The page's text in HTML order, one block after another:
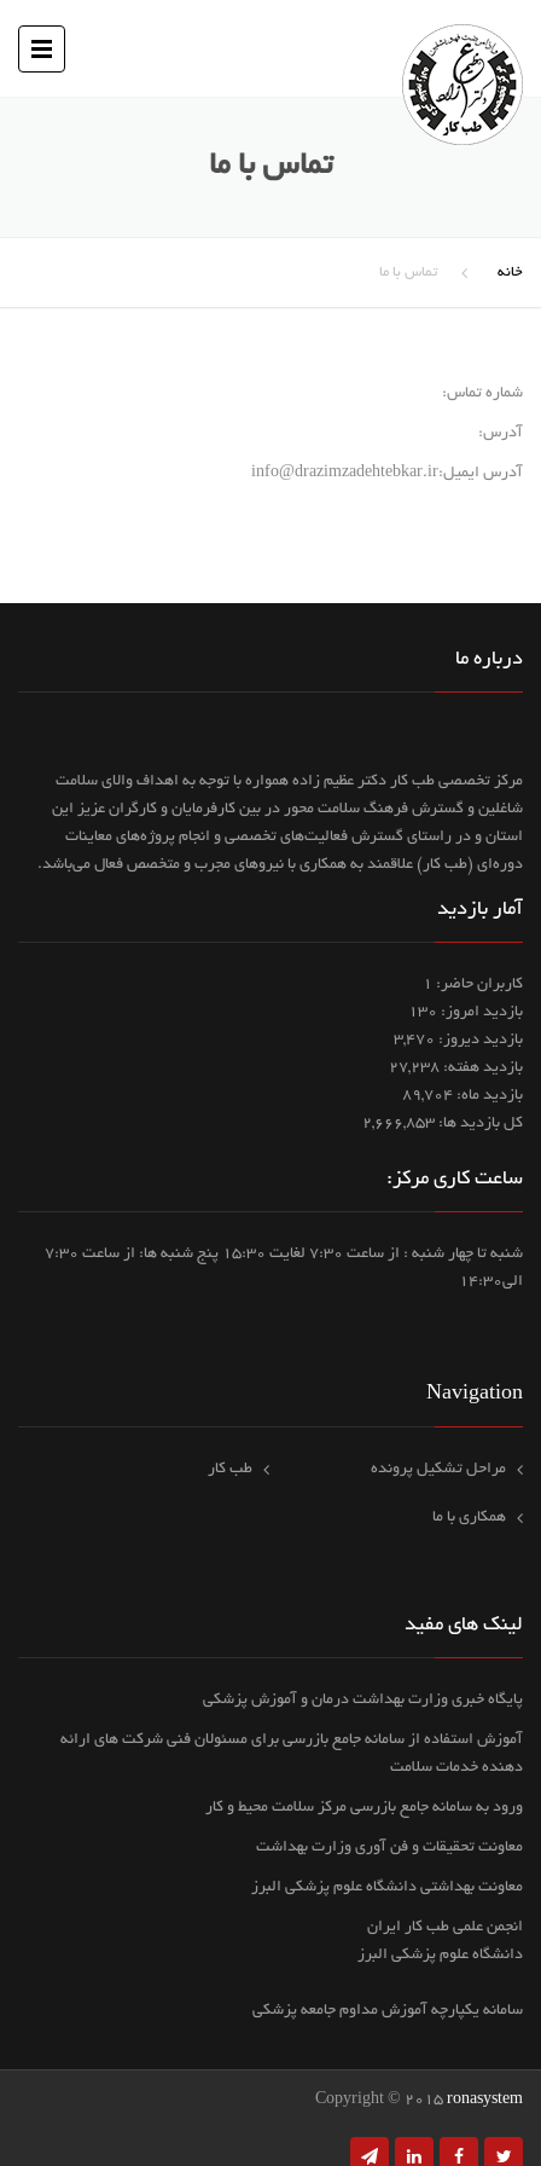
تماس با ما
خانه تماس با ما
شماره تماس:
آدرس:
آدرس ایمیل:info@drazimzadehtebkar.ir
درباره ما
مرکز تخصصی طب کار دکتر عظیم زاده همواره با توجه به اهداف والای سلامت
شاغلین و گسترش فرهنگ سلامت محور در بین کارفرمایان و کارگران عزیز این
استان و در راستای گسترش فعالیت‌های تخصصی و انجام پروژه‌های معاینات
دوره‌ای (طب کار) علاقمند به همکاری با نیروهای مجرب و متخصص فعال می‌باشد.
آمار بازدید
کاربران حاضر: 1
بازدید امروز: 130
بازدید دیروز: 3,470
بازدید هفته: 27,238
بازدید ماه: 89,704
کل بازدید ها: 2,666,853
ساعت کاری مرکز:
شنبه تا چهار شنبه : از ساعت 7:30 لغایت 15:30 پنج شنبه ها: از ساعت 7:30
الی14:30
Navigation
مراحل تشکیل پرونده طب کار
همکاری با ما
لینک های مفید
پایگاه خبری وزارت بهداشت درمان و آموزش پزشکی
آموزش استفاده از سامانه جامع بازرسی برای مسئولان فنی شرکت های ارائه
دهنده خدمات سلامت
ورود به سامانه جامع بازرسی مرکز سلامت محیط و کار
معاونت تحقیقات و فن آوری وزارت بهداشت
معاونت بهداشتی دانشگاه علوم پزشکی البرز
انجمن علمی طب کار ایران
دانشگاه علوم پزشکی البرز
سامانه یکپارچه آموزش مداوم جامعه پزشکی
Copyright © 2015 ronasystem